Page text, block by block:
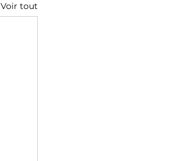
Voir tout